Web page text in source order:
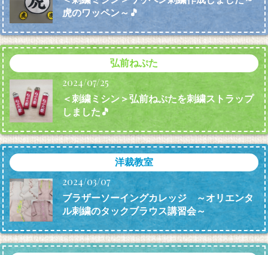
虎のワッペン～🎵
弘前ねぷた
2024/07/25
＜刺繍ミシン＞弘前ねぷたを刺繍ストラップ
しました🎵
洋裁教室
2024/03/07
ブラザーソーイングカレッジ ～オリエンタ
ル刺繍のタックブラウス講習会～